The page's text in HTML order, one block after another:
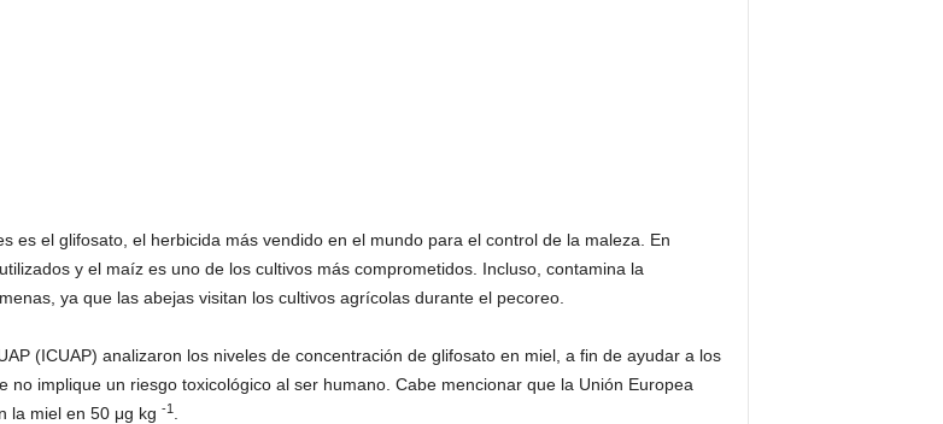
es el glifosato, el herbicida más vendido en el mundo para el control de la maleza. En
y el maíz es uno de los cultivos más comprometidos. Incluso, contamina la
ya que las abejas visitan los cultivos agrícolas durante el pecoreo.
(ICUAP) analizaron los niveles de concentración de glifosato en miel, a fin de ayudar a los
implique un riesgo toxicológico al ser humano. Cabe mencionar que la Unión Europea
la miel en 50 μg kg -1.